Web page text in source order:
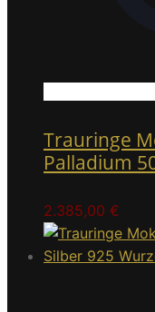
Trauringe
Palladium
2.385,00 €